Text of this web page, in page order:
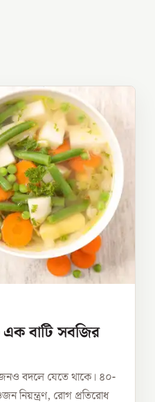
বাটি সবজির
বদলে যেতে থাকে। ৪০-
নিয়ন্ত্রণ, রোগ প্রতিরোধ